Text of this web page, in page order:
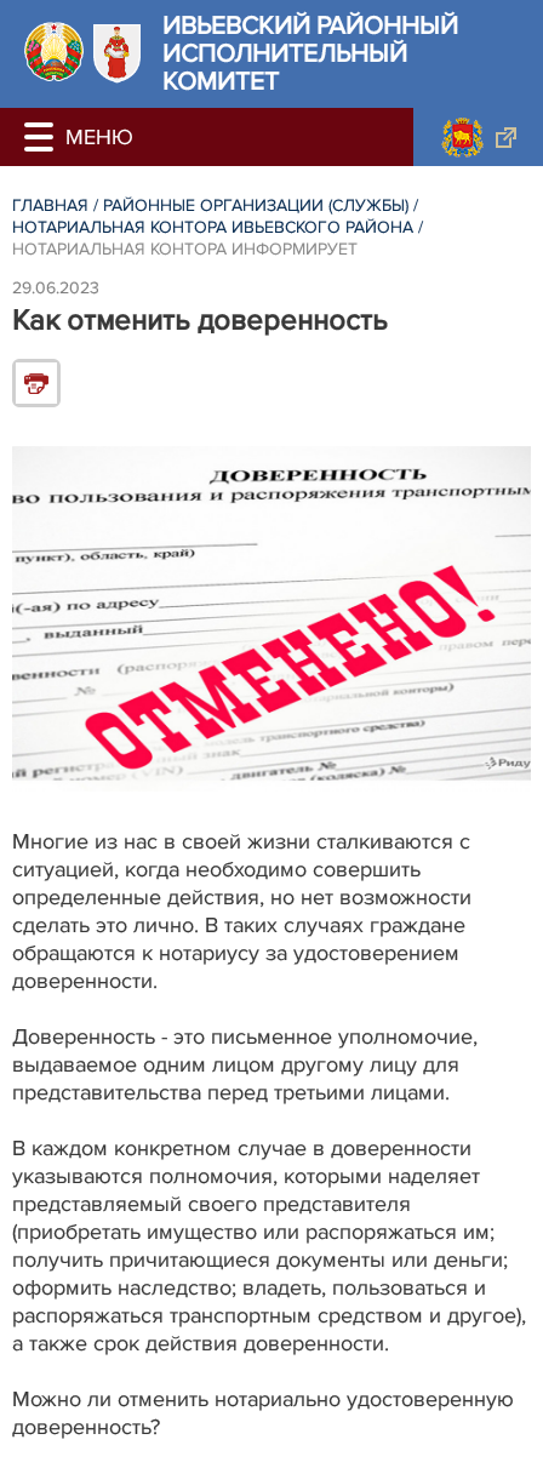
ИВЬЕВСКИЙ РАЙОННЫЙ
ИСПОЛНИТЕЛЬНЫЙ
КОМИТЕТ
ГЛАВНАЯ / РАЙОННЫЕ ОРГАНИЗАЦИИ (СЛУЖБЫ) /
НОТАРИАЛЬНАЯ КОНТОРА ИВЬЕВСКОГО РАЙОНА /
НОТАРИАЛЬНАЯ КОНТОРА ИНФОРМИРУЕТ
29.06.2023
Как отменить доверенность
Многие из нас в своей жизни сталкиваются с
ситуацией, когда необходимо совершить
определенные действия, но нет возможности
сделать это лично. В таких случаях граждане
обращаются к нотариусу за удостоверением
доверенности.
Доверенность - это письменное уполномочие,
выдаваемое одним лицом другому лицу для
представительства перед третьими лицами.
В каждом конкретном случае в доверенности
указываются полномочия, которыми наделяет
представляемый своего представителя
(приобретать имущество или распоряжаться им;
получить причитающиеся документы или деньги;
оформить наследство; владеть, пользоваться и
распоряжаться транспортным средством и другое),
а также срок действия доверенности.
Можно ли отменить нотариально удостоверенную
доверенность?